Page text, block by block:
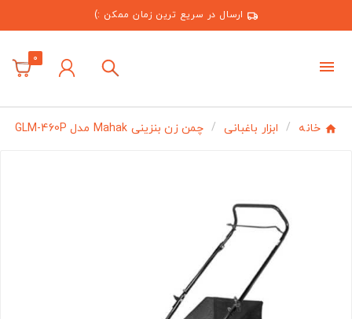
ارسال در سریع ترین زمان ممکن :)
0
خانه ابزار باغبانی چمن زن بنزینی Mahak مدل GLM-460P